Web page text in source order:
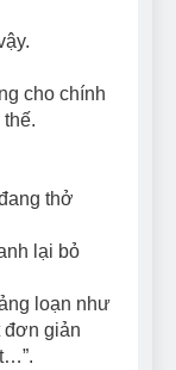
cho chính
thở
lại bỏ
loạn như
đơn giản